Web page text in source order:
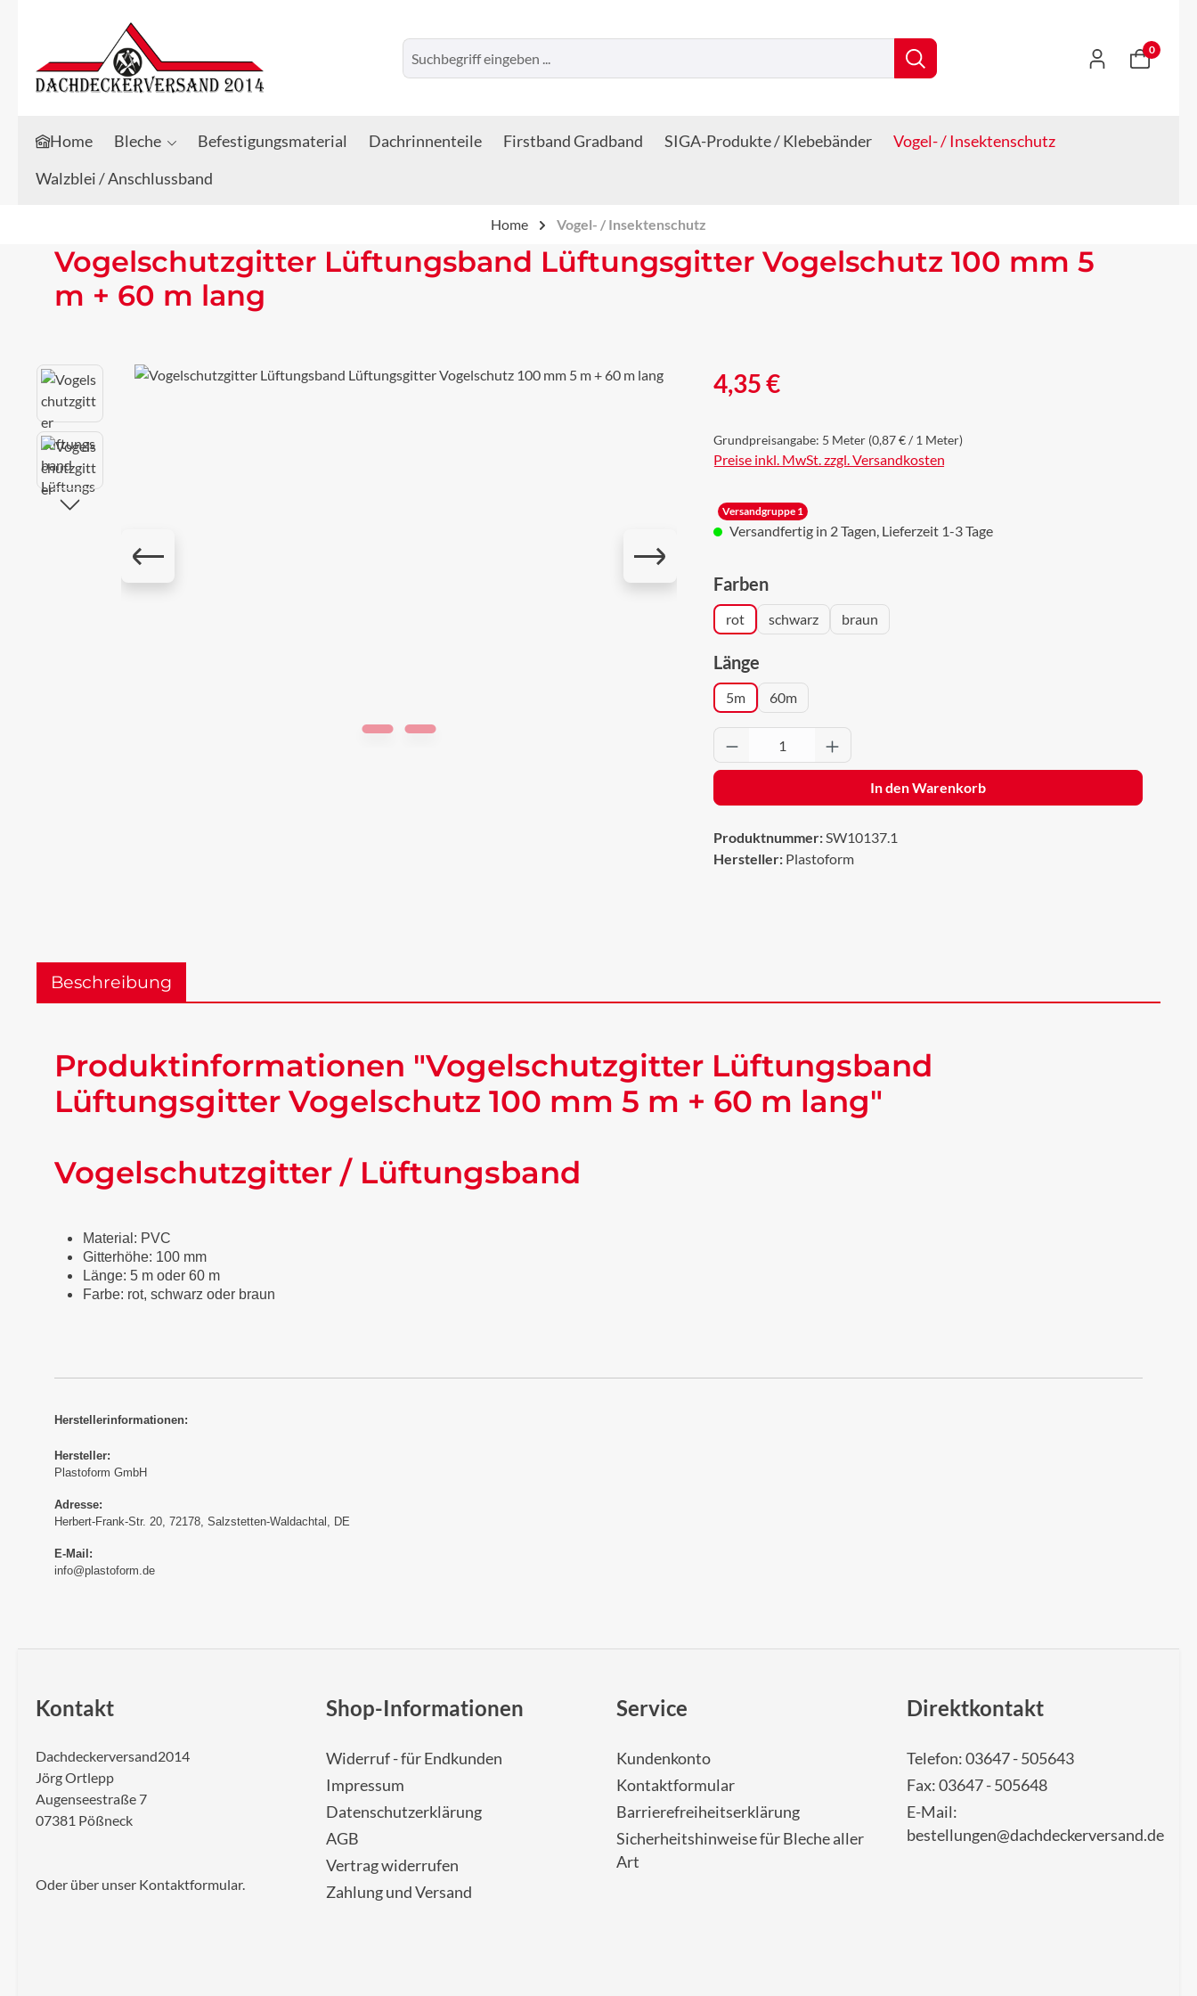
Zum Hauptinhalt springen
Zur Suche springen
0
Home Bleche Befestigungsmaterial Dachrinnenteile Firstband Gradband SIGA-Produkte / Klebebänder
Vogel- / Insektenschutz
Walzblei / Anschlussband
Home Vogel- / Insektenschutz
Vogelschutzgitter Lüftungsband Lüftungsgitter Vogelschutz 100 mm 5
m + 60 m lang
Bildergalerie überspringen Regulärer Preis:
4,35 €
Grundpreisangabe: 5 Meter (0,87 € / 1 Meter)
Preise inkl. MwSt. zzgl. Versandkosten
Versandgruppe 1
Versandfertig in 2 Tagen, Lieferzeit 1-3 Tage
Farbenauswählen
rot schwarz braun
Längeauswählen
5m 60m
Produkt Anzahl: Gib den gewünschten Wert ein
In den Warenkorb
Produktnummer:SW10137.1
Hersteller: Plastoform
Beschreibung
Produktinformationen "Vogelschutzgitter Lüftungsband
Lüftungsgitter Vogelschutz 100 mm 5 m + 60 m lang"
Vogelschutzgitter / Lüftungsband
Material: PVC
Gitterhöhe: 100 mm
Länge: 5 m oder 60 m
Farbe: rot, schwarz oder braun
Herstellerinformationen:
Hersteller:
Plastoform GmbH
Adresse:
Herbert-Frank-Str. 20, 72178, Salzstetten-Waldachtal, DE
E-Mail:
info@plastoform.de
Kontakt
Dachdeckerversand2014
Jörg Ortlepp
Augenseestraße 7
07381 Pößneck
Oder über unser Kontaktformular.
Shop-Informationen
Widerruf - für Endkunden
Impressum
Datenschutzerklärung
AGB
Vertrag widerrufen
Zahlung und Versand
Service
Kundenkonto
Kontaktformular
Barrierefreiheitserklärung
Sicherheitshinweise für Bleche aller
Art
Direktkontakt
Telefon: 03647 - 505643
Fax: 03647 - 505648
E-Mail:
bestellungen@dachdeckerversand.de